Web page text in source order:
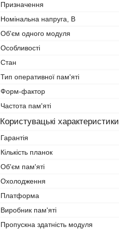
Призначення
Номінальна напруга, В
Об'єм одного модуля
Особливості
Стан
Тип оперативної пам'яті
Форм-фактор
Частота пам'яті
Користувацькі характеристики
Гарантія
Кількість планок
Об'єм пам'яті
Охолодження
Платформа
Виробник пам'яті
Пропускна здатність модуля